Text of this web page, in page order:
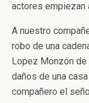
actores empiezan
A nuestro
robo de una
Lopez Monzón
daños de una
compañero el